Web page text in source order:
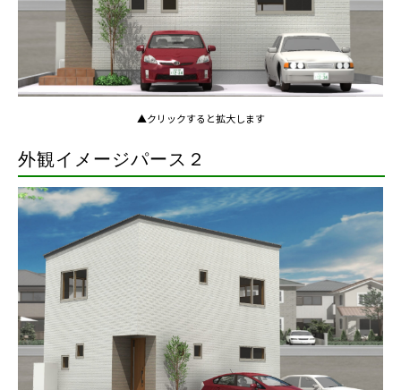
▲クリックすると拡大します
外観イメージパース２